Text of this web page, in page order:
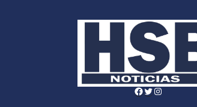
Facebook
Twitter
Instagram